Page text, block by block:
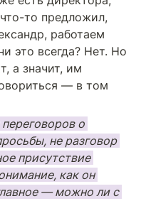
то предложил,
работаем
это всегда? Нет. Но
а значит, им
— в том
о
не разговор
присутствие
как он
— можно ли с